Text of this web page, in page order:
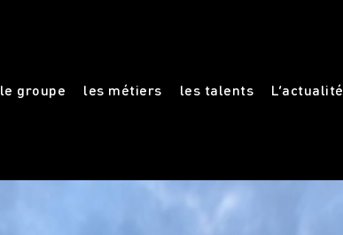
le groupe les métiers les talents L’actualité